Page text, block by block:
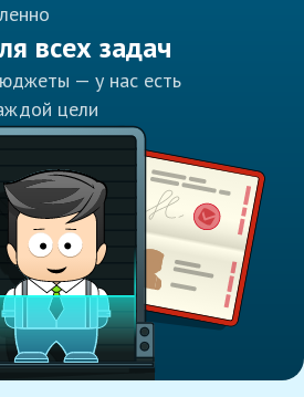
всех задач
— у нас есть
цели